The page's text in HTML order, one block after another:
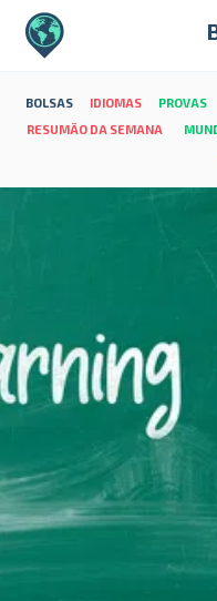
BOLSAS IDIOMAS PROVAS
RESUMÃO DA SEMANA